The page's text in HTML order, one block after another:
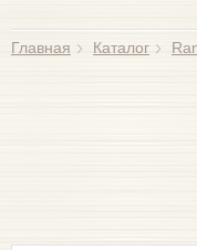
Главная Каталог